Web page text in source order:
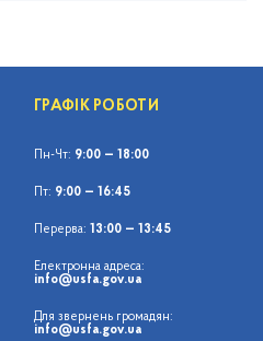
ГРАФІК РОБОТИ
Пн-Чт: 9:00 — 18:00
Пт: 9:00 — 16:45
Перерва: 13:00 — 13:45
Електронна адреса:
info@usfa.gov.ua
Для звернень громадян:
info@usfa.gov.ua